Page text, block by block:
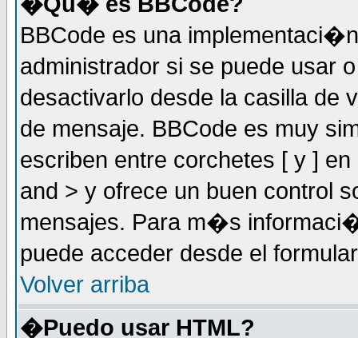
BBCode es una
administrador si se puede usar
desactivarlo desde la casilla de
de mensaje. BBCode es muy
escriben entre corchetes [ y ]
and > y ofrece un buen control
mensajes. Para m�s
puede acceder desde el
Volver arriba
�Puedo usar HTML?